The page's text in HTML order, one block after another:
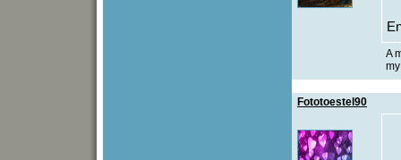
A
Fototoestel90